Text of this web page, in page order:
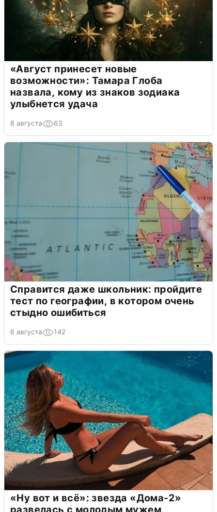
«Август принесет новые
возможности»: Тамара Глоба
назвала, кому из знаков зодиака
улыбнется удача
8 августа 63
Справится даже школьник: пройдите
тест по географии, в котором очень
стыдно ошибиться
6 августа 142
«Ну вот и всё»: звезда «Дома-2»
развелась с молодым мужем